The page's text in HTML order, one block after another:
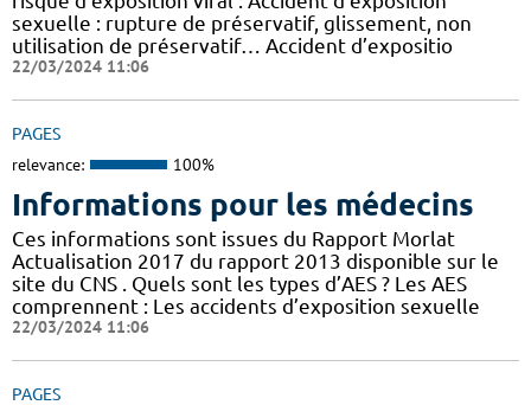
sexuelle : rupture de préservatif, glissement, non
utilisation de préservatif… Accident d’expositio
22/03/2024 11:06
PAGES
relevance: 100%
Informations pour les médecins
Ces informations sont issues du Rapport Morlat
Actualisation 2017 du rapport 2013 disponible sur le
site du CNS . Quels sont les types d’AES ? Les AES
comprennent : Les accidents d’exposition sexuelle
22/03/2024 11:06
PAGES